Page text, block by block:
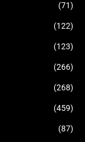
(71)
(122)
(123)
(266)
(268)
(459)
(87)